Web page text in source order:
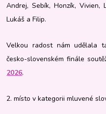
Andrej, Sebík, Honzík, Vivien,
Lukáš a Filip.
Velkou radost nám udělala
česko-slovenském finále
2026.
2. místo v kategorii mluvené